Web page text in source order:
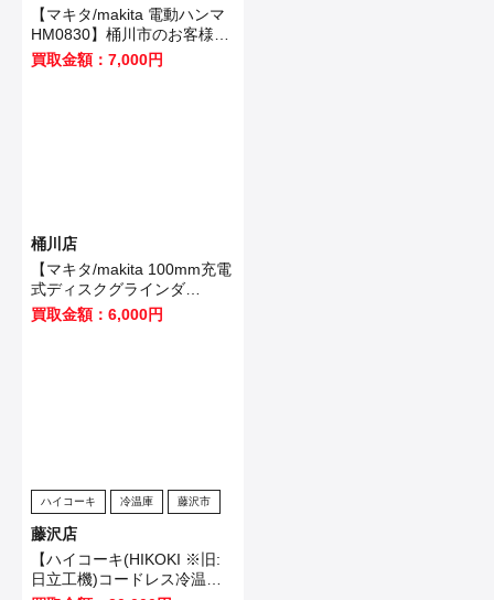
【マキタ/makita 電動ハンマ
HM0830】桶川市のお客様か
ら買取いたしました！
買取金額：7,000円
桶川店
【マキタ/makita 100mm充電
式ディスクグラインダ
GA403DRGN】桶川市のお客
様から買取いたしました！
買取金額：6,000円
ハイコーキ 冷温庫 藤沢市
藤沢店
【ハイコーキ(HIKOKI ※旧:
日立工機)コードレス冷温庫